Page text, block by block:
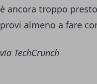
è ancora troppo
provi almeno a fare
via TechCrunch